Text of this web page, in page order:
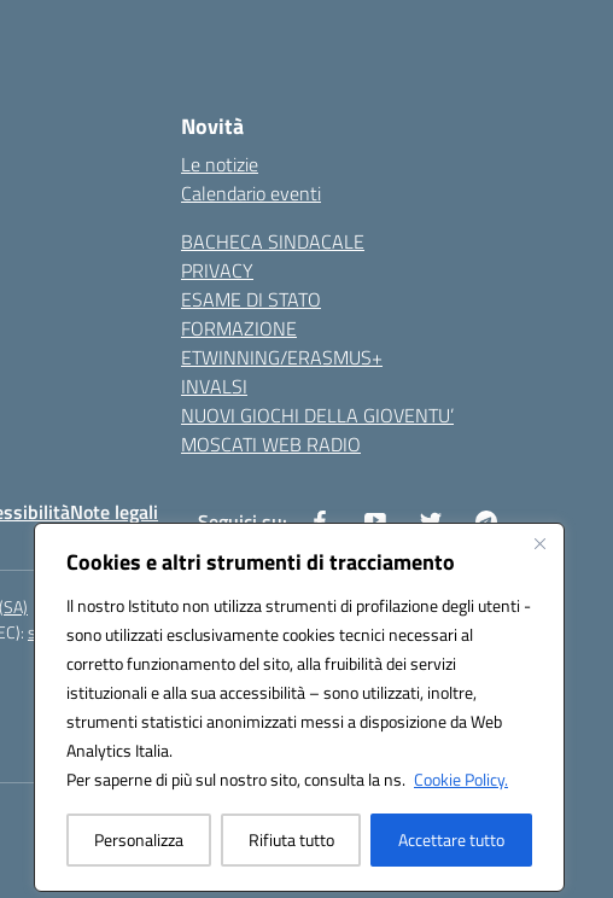
Cookies e altri strumenti di tracciamento
Il nostro Istituto non utilizza strumenti di profilazione degli utenti -
sono utilizzati esclusivamente cookies tecnici necessari al
corretto funzionamento del sito, alla fruibilità dei servizi
istituzionali e alla sua accessibilità – sono utilizzati, inoltre,
strumenti statistici anonimizzati messi a disposizione da Web
Analytics Italia.
Per saperne di più sul nostro sito, consulta la ns. Cookie Policy.
Personalizza Rifiuta tutto Accettare tutto
Novità
Le notizie
Calendario eventi
BACHECA SINDACALE
PRIVACY
ESAME DI STATO
FORMAZIONE
ETWINNING/ERASMUS+
INVALSI
NUOVI GIOCHI DELLA GIOVENTU’
MOSCATI WEB RADIO
Note legali Seguici su:
saic88800v@pec.istruzione.it